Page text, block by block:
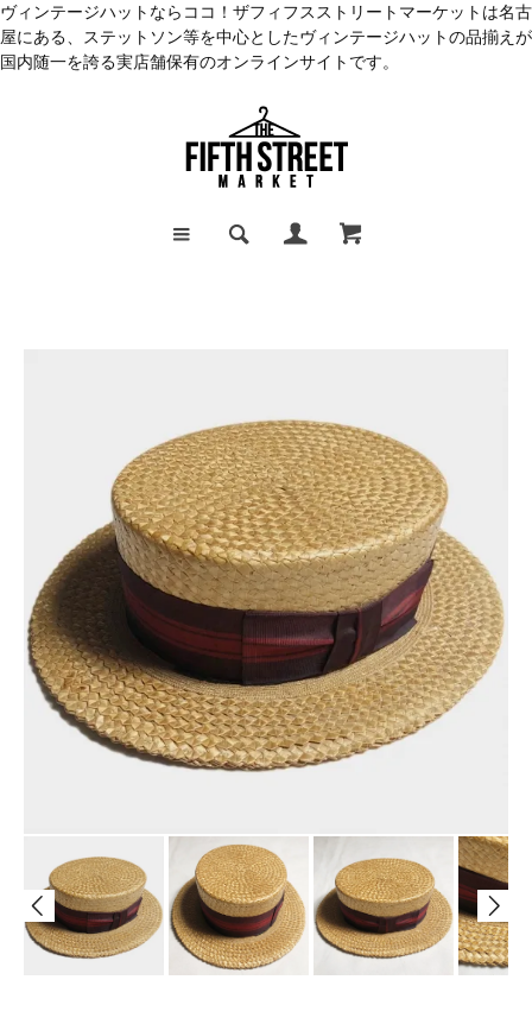
ヴィンテージハットならココ！ザフィフスストリートマーケットは名古
屋にある、ステットソン等を中心としたヴィンテージハットの品揃えが
国内随一を誇る実店舗保有のオンラインサイトです。